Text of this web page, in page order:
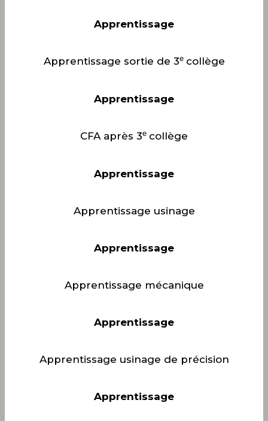
Apprentissage
Apprentissage sortie de 3e collège
Apprentissage
CFA après 3e collège
Apprentissage
Apprentissage usinage
Apprentissage
Apprentissage mécanique
Apprentissage
Apprentissage usinage de précision
Apprentissage